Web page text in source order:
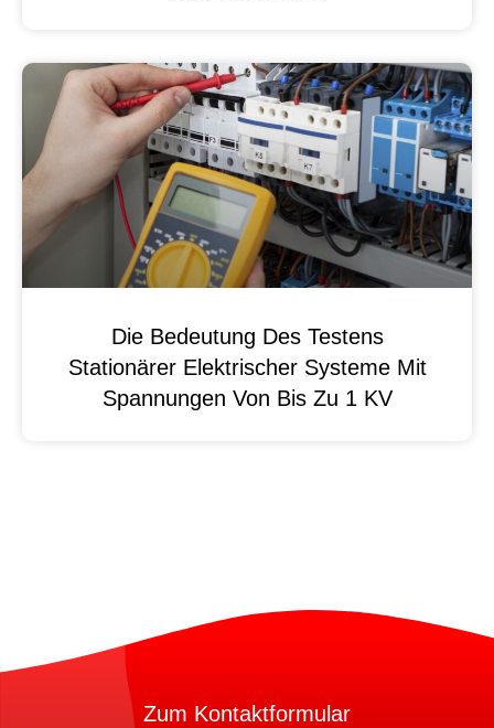
Die Bedeutung Des Testens
Stationärer Elektrischer Systeme Mit
Spannungen Von Bis Zu 1 KV
Zum Kontaktformular